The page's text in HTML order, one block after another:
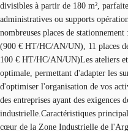
divisibles à partir de 180 m²,
administratives ou supports
nombreuses places de
(900 € HT/HC/AN/UN), 11 places
100 € HT/HC/AN/UN)Les ateliers
optimale, permettant d'adapter les
d'optimiser l'organisation de vos
des entreprises ayant des exigences
industrielle.Caractéristiques
cœur de la Zone Industrielle de